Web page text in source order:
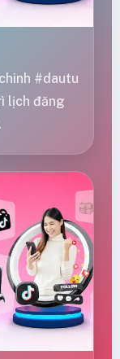
#dautu
lịch đăng